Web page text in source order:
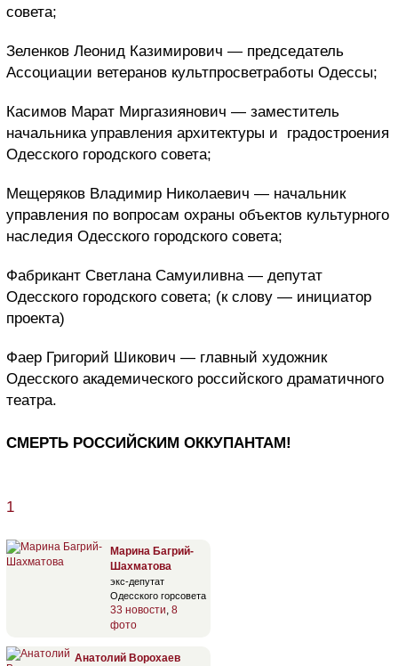
совета;
Зеленков Леонид Казимирович — председатель
Ассоциации ветеранов культпросветработы Одессы;
Касимов Марат Миргазиянович — заместитель
начальника управления архитектуры и градостроения
Одесского городского совета;
Мещеряков Владимир Николаевич — начальник
управления по вопросам охраны объектов культурного
наследия Одесского городского совета;
Фабрикант Светлана Самуиливна — депутат
Одесского городского совета; (к слову — инициатор
проекта)
Фаер Григорий Шикович — главный художник
Одесского академического российского драматичного
театра.
СМЕРТЬ РОССИЙСКИМ ОККУПАНТАМ!
1
Марина Багрий-
Шахматова
экс-депутат
Одесского горсовета
33 новости 8
фото
Анатолий Ворохаев